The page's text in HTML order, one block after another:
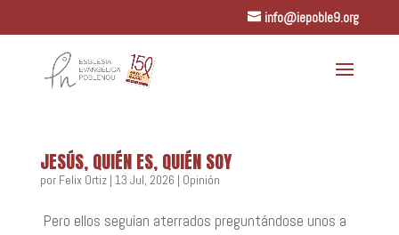
info@iepoble9.org
JESÚS, QUIÉN ES, QUIÉN SOY
por Felix Ortiz| 13 Jul, 2026 | Opinión
Pero ellos seguían aterrados preguntándose unos a